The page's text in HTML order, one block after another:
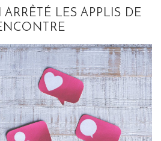
ARRÊTÉ LES APPLIS DE